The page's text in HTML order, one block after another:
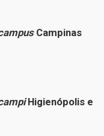
Campinas
Higienópolis e